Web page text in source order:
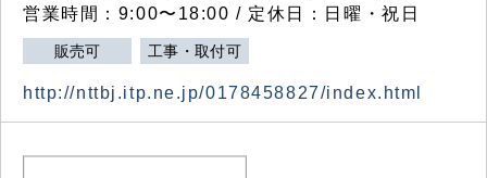
営業時間：9:00〜18:00 / 定休日：日曜・祝日
販売可 工事・取付可
http://nttbj.itp.ne.jp/0178458827/index.html